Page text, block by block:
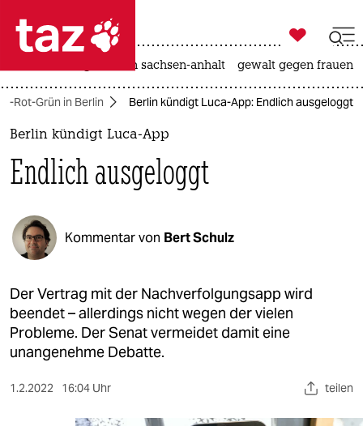
 taz zahl ich
taz zahl ich
politik
öko
gesellschaft
kultur
sport
berlin

taz zahl ich
landtagswahl in sachsen-anhalt gewalt gegen frauen
Rot-Grün in Berlin Berlin kündigt Luca-App: Endlich ausgeloggt
Berlin kündigt Luca-App
Endlich ausgeloggt
Kommentar von Bert Schulz
Der Vertrag mit der Nachverfolgungsapp wird
beendet – allerdings nicht wegen der vielen
Probleme. Der Senat vermeidet damit eine
unangenehme Debatte.
1.2.2022 16:04 Uhr teilen